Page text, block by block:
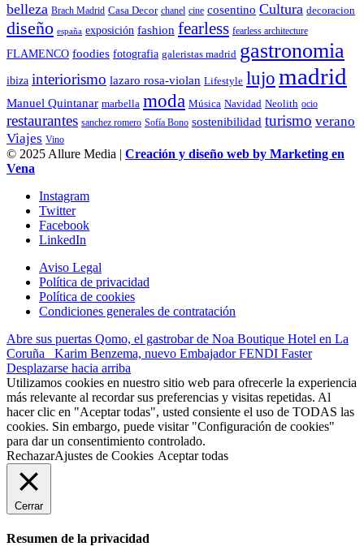
belleza Brach Madrid Casa Decor chanel cine cosentino Cultura decoracion
diseño españa exposición fashion fearless fearless architecture
FLAMENCO foodies fotografia galeristas madrid gastronomia
ibiza interiorismo lazaro rosa-violan Lifestyle lujo madrid
Manuel Quintanar marbella moda Música Navidad Neolith ocio
restaurantes sanchez romero Sofía Bono sostenibilidad turismo verano
Viajes Vino
© 2025 Allure Media | Creación y diseño web by Marketing en
Vena
Instagram
Twitter
Facebook
LinkedIn
Aviso Legal
Política de privacidad
Política de cookies
Condiciones generales de contratación
Abre sus puertas Qomo, el gastrobar de Noa Boutique Hotel en La
Coruña
Karim Benzema, nuevo Embajador FENDI Faster
Desplazarse hacia arriba
Utilizamos cookies en nuestro sitio web para ofrecerle la experiencia
más relevante al recordar sus preferencias y visitas repetidas. Al
hacer clic en "Aceptar todas", usted consiente el uso de TODAS las
cookies. Sin embargo, puede visitar "Configuración de cookies"
para dar un consentimiento controlado.
RechazarAjustes de Cookies Aceptar todas
Cerrar
Resumen de la privacidad